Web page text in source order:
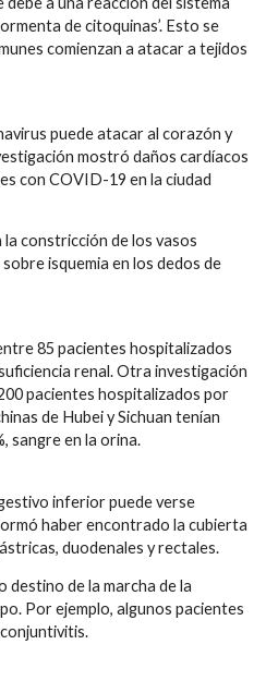
de citoquinas’. Esto se
comienzan a atacar a tejidos
puede atacar al corazón y
mostró daños cardíacos
con COVID-19 en la ciudad
la constricción de los vasos
isquemia en los dedos de
85 pacientes hospitalizados
renal. Otra investigación
pacientes hospitalizados por
de Hubei y Sichuan tenían
sangre en la orina.
inferior puede verse
haber encontrado la cubierta
duodenales y rectales.
destino de la marcha de la
Por ejemplo, algunos pacientes